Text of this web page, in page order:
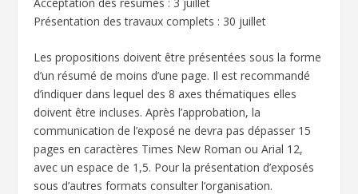
Présentation des travaux complets : 30 juillet
Les propositions doivent être présentées sous la forme
d’un résumé de moins d’une page. Il est recommandé
d’indiquer dans lequel des 8 axes thématiques elles
doivent être incluses. Après l’approbation, la
communication de l’exposé ne devra pas dépasser 15
pages en caractères Times New Roman ou Arial 12,
avec un espace de 1,5. Pour la présentation d’exposés
sous d’autres formats consulter l’organisation.